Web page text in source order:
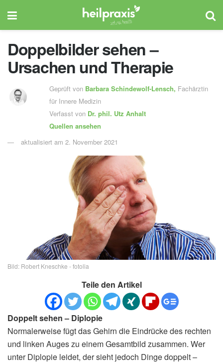
Doppelbilder sehen –
Ursachen und Therapie
Geprüft von Barbara Schindewolf-Lensch, Fachärztin
für Innere Medizin
Verfasst von Dr. phil. Utz Anhalt
Quellen ansehen
aktualisiert am 2. November 2021
Bild: Robert Kneschke - fotolia
Teile den Artikel
Doppelt sehen – Diplopie
Normalerweise fügt das Gehirn die Eindrücke des rechten
und linken Auges zu einem Gesamtbild zusammen. Wer
unter Diplopie leidet, der sieht jedoch Dinge doppelt –